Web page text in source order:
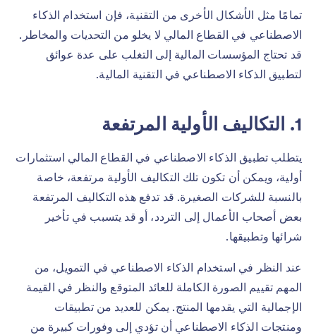
تمامًا مثل الأشكال الأخرى من التقنية، فإن استخدام الذكاء
الاصطناعي في القطاع المالي لا يخلو من التحديات والمخاطر.
قد تحتاج المؤسسات المالية إلى التغلب على عدة عوائق
لتطبيق الذكاء الاصطناعي في التقنية المالية.
1. التكاليف الأولية المرتفعة
يتطلب تطبيق الذكاء الاصطناعي في القطاع المالي استثمارات
أولية، ويمكن أن تكون تلك التكاليف الأولية مرتفعة، خاصة
بالنسبة للشركات الصغيرة. قد تدفع هذه التكاليف المرتفعة
بعض أصحاب الأعمال إلى التردد، أو قد يتسبب في تأخير
شرائها وتطبيقها.
عند النظر في استخدام الذكاء الاصطناعي في التمويل، من
المهم تقييم الصورة الكاملة للعائد المتوقع والنظر في القيمة
الإجمالية التي يقدمها المنتج. يمكن للعديد من تطبيقات
ومنتجات الذكاء الاصطناعي أن تؤدي إلى وفورات كبيرة من